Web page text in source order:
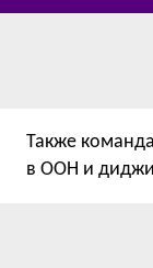
Также
в OOH и